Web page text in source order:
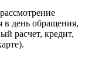
в день обращения,
расчет, кредит,